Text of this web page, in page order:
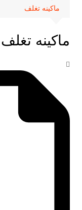
ماكينه تغلف
ماكينه تغلف